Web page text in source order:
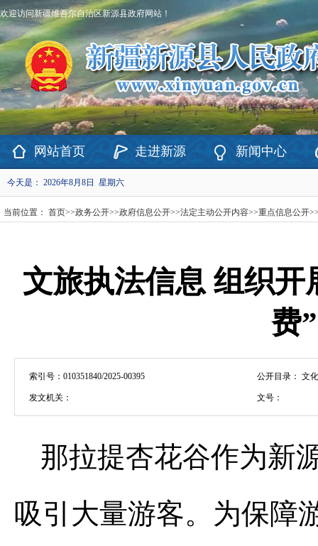
欢迎访问新疆维吾尔自治区新源县政府网站！
网站首页 走进新源 新闻中心
今天是： 2026年8月8日 星期六
当前位置： 首页>>政务公开>>政府信息公开>>法定主动公开内容>>重点信息公开
文旅执法信息 组织
费
索引号： 010351840/2025-00395 公开目录： 文
发文机关： 文号：
那拉提杏花谷作为新
吸引大量游客。为保障